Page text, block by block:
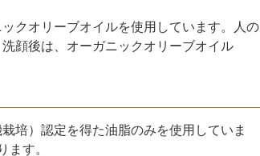
クオリーブオイルを使用しています。人の
顔後は、オーガニックオリーブオイル
培）認定を得た油脂のみを使用していま
ます。